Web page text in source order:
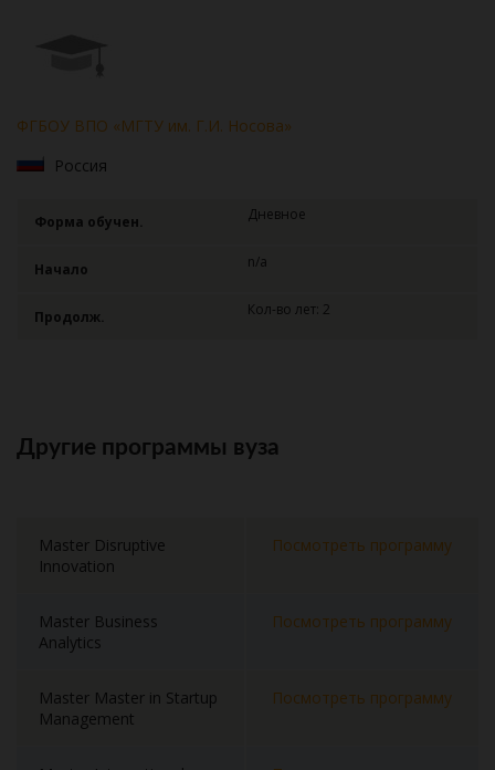
ФГБОУ ВПО «МГТУ им. Г.И. Носова»
Россия
Форма обучен. Дневное
Начало n/a
Продолж. Кол-во лет: 2
Другие программы вуза
Master Disruptive
Innovation
Посмотреть программу
Master Business
Analytics
Посмотреть программу
Master Master in Startup
Management
Посмотреть программу